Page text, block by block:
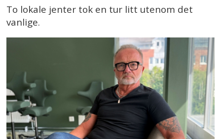
To lokale jenter tok en tur litt utenom det
vanlige.